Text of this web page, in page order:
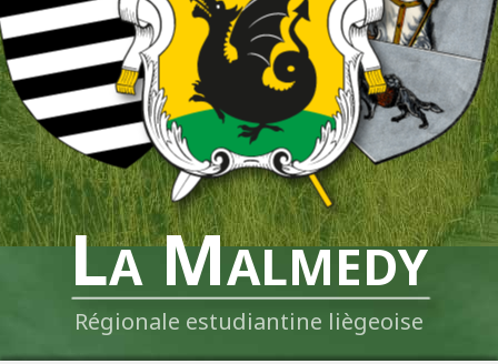
La Malmedy
Régionale estudiantine liègeoise